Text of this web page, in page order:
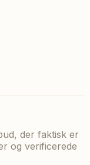
der faktisk er
og verificerede